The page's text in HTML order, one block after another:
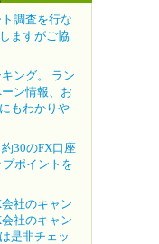
調査を行な
ますがご協
ング。 ラン
ン情報、お
もわかりや
30のFX口座
ポイントを
社のキャン
社のキャン
是非チェッ